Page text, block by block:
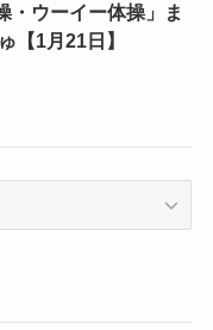
・ウーイー体操」ま
【1月21日】